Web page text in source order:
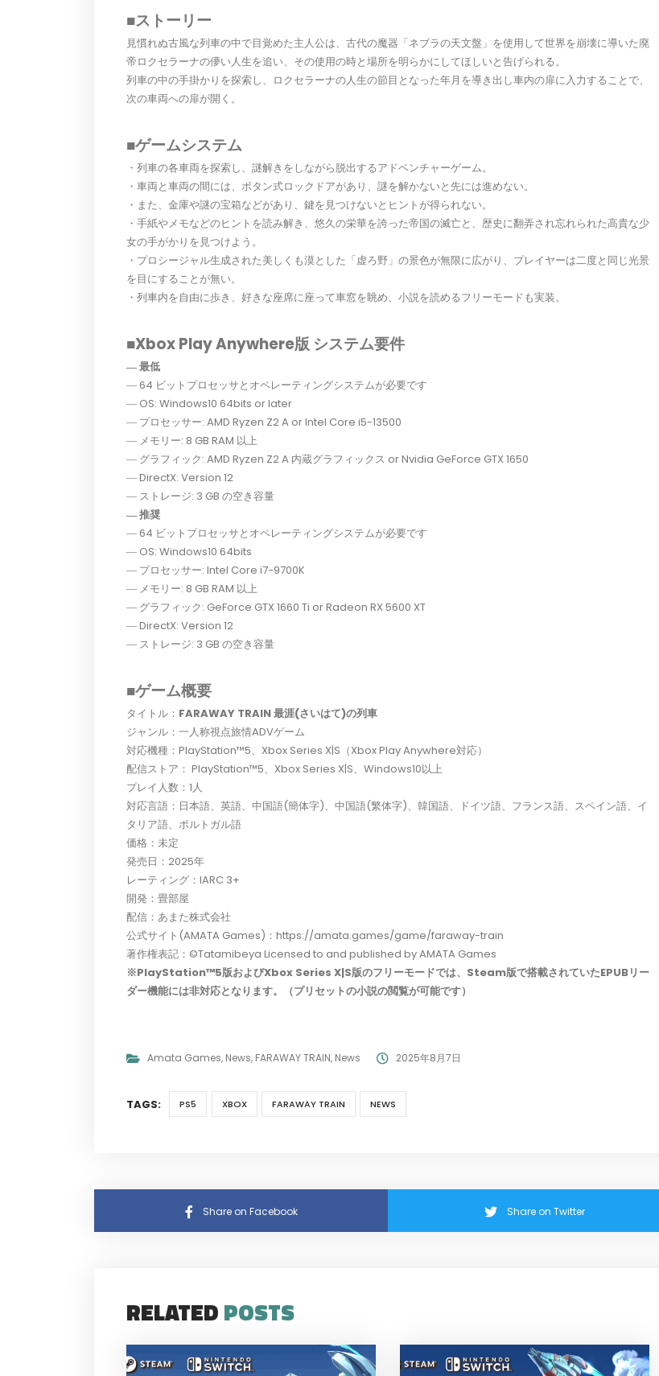
■ストーリー
見慣れぬ古風な列車の中で目覚めた主人公は、古代の魔器「ネブラの天文盤」を使用して世界を崩壊に導いた廃
帝ロクセラーナの儚い人生を追い、その使用の時と場所を明らかにしてほしいと告げられる。
列車の中の手掛かりを探索し、ロクセラーナの人生の節目となった年月を導き出し車内の扉に入力することで、
次の車両への扉が開く。
■ゲームシステム
・列車の各車両を探索し、謎解きをしながら脱出するアドベンチャーゲーム。
・車両と車両の間には、ボタン式ロックドアがあり、謎を解かないと先には進めない。
・また、金庫や謎の宝箱などがあり、鍵を見つけないとヒントが得られない。
・手紙やメモなどのヒントを読み解き、悠久の栄華を誇った帝国の滅亡と、歴史に翻弄され忘れられた高貴な少
女の手がかりを見つけよう。
・プロシージャル生成された美しくも漠とした「虚ろ野」の景色が無限に広がり、プレイヤーは二度と同じ光景
を目にすることが無い。
・列車内を自由に歩き、好きな座席に座って車窓を眺め、小説を読めるフリーモードも実装。
■Xbox Play Anywhere版 システム要件
― 最低
― 64 ビットプロセッサとオペレーティングシステムが必要です
― OS: Windows10 64bits or later
― プロセッサー: AMD Ryzen Z2 A or Intel Core i5-13500
― メモリー: 8 GB RAM 以上
― グラフィック: AMD Ryzen Z2 A 内蔵グラフィックス or Nvidia GeForce GTX 1650
― DirectX: Version 12
― ストレージ: 3 GB の空き容量
― 推奨
― 64 ビットプロセッサとオペレーティングシステムが必要です
― OS: Windows10 64bits
― プロセッサー: Intel Core i7-9700K
― メモリー: 8 GB RAM 以上
― グラフィック: GeForce GTX 1660 Ti or Radeon RX 5600 XT
― DirectX: Version 12
― ストレージ: 3 GB の空き容量
■ゲーム概要
タイトル： FARAWAY TRAIN 最涯(さいはて)の列車
ジャンル：一人称視点旅情ADVゲーム
対応機種：PlayStation™5、Xbox Series X|S（Xbox Play Anywhere対応）
配信ストア： PlayStation™5、Xbox Series X|S、Windows10以上
プレイ人数：1人
対応言語：日本語、英語、中国語(簡体字)、中国語(繁体字)、韓国語、ドイツ語、フランス語、スペイン語、イ
タリア語、ポルトガル語
価格：未定
発売日：2025年
レーティング：IARC 3+
開発：畳部屋
配信：あまた株式会社
公式サイト(AMATA Games)：https://amata.games/game/faraway-train
著作権表記：©Tatamibeya Licensed to and published by AMATA Games
※PlayStation™5版およびXbox Series X|S版のフリーモードでは、Steam版で搭載されていたEPUBリー
ダー機能には非対応となります。（プリセットの小説の閲覧が可能です）
Amata Games, News, FARAWAY TRAIN, News 2025年8月7日
TAGS: PS5 XBOX FARAWAY TRAIN NEWS
Share on Facebook Share on Twitter
RELATEDPOSTS